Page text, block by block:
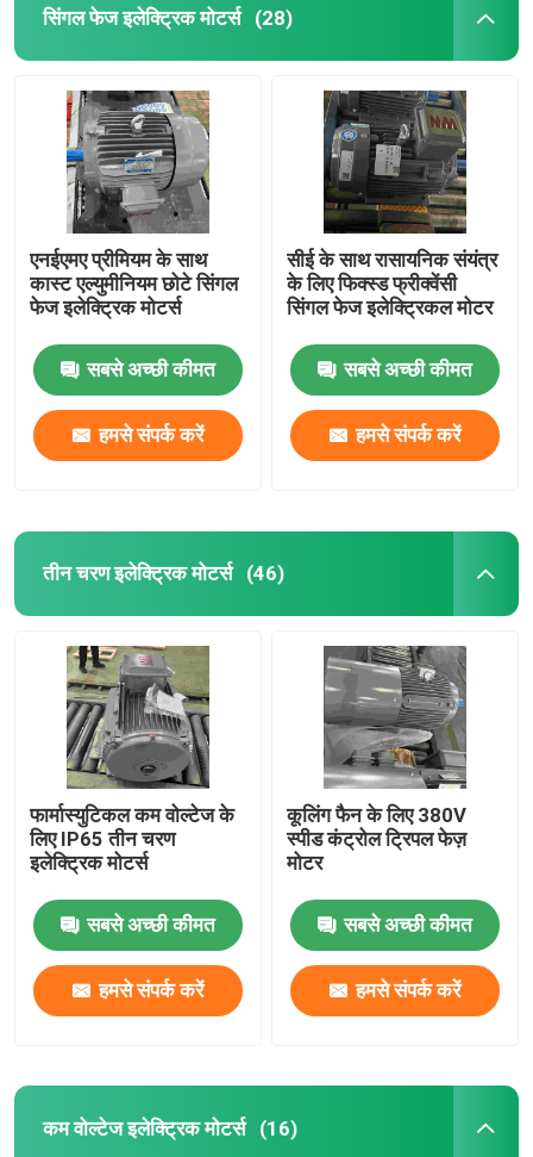
सिंगल फेज इलेक्ट्रिक मोटर्स (28)
एनईएमए प्रीमियम के साथ
कास्ट एल्युमीनियम छोटे सिंगल
फेज इलेक्ट्रिक मोटर्स
सबसे अच्छी कीमत
हमसे संपर्क करें
सीई के साथ रासायनिक संयंत्र
के लिए फिक्स्ड फ्रीक्वेंसी
सिंगल फेज इलेक्ट्रिकल मोटर
सबसे अच्छी कीमत
हमसे संपर्क करें
तीन चरण इलेक्ट्रिक मोटर्स (46)
फार्मास्युटिकल कम वोल्टेज के
लिए IP65 तीन चरण
इलेक्ट्रिक मोटर्स
सबसे अच्छी कीमत
हमसे संपर्क करें
कूलिंग फैन के लिए 380V
स्पीड कंट्रोल ट्रिपल फेज़
मोटर
सबसे अच्छी कीमत
हमसे संपर्क करें
कम वोल्टेज इलेक्ट्रिक मोटर्स (16)